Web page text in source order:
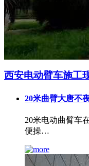
西安电动臂车施工
20米曲臂大唐不
20米电动曲臂车
便操…